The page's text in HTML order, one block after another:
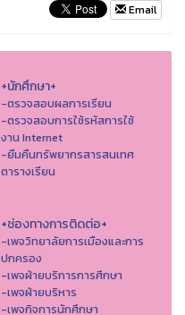
Email
+นักศึกษา+
-ตรวจสอบผลการเรียน
-ตรวจสอบการใช้รหัสการใช้
งาน Internet
-ยืมคืนทรัพยากรสารสนเทศ
ตารางเรียน
+ช่องทางการติดต่อ+
-เพจวิทยาลัยการเมืองและการ
ปกครอง
-เพจฝ่ายบริการการศึกษา
-เพจฝ่ายบริหาร
-เพจกิจการนักศึกษา